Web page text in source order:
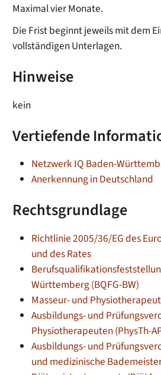
Maximal vier Monate.
Die Frist beginnt jeweils mit dem
vollständigen Unterlagen.
Hinweise
kein
Vertiefende
Netzwerk IQ Baden-
Anerkennung in Deutschland
Rechtsgrundlage
Richtlinie 2005/36/EG des
und des Rates
Württemberg (BQFG-BW)
Masseur- und
Ausbildungs- und
Physiotherapeuten (PhysTh-
Ausbildungs- und
und medizinische